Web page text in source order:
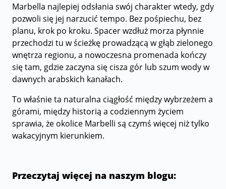
Marbella najlepiej odsłania swój charakter wtedy, gdy
pozwoli się jej narzucić tempo. Bez pośpiechu, bez
planu, krok po kroku. Spacer wzdłuż morza płynnie
przechodzi tu w ścieżkę prowadzącą w głąb zielonego
wnętrza regionu, a nowoczesna promenada kończy
się tam, gdzie zaczyna się cisza gór lub szum wody w
dawnych arabskich kanałach.
To właśnie ta naturalna ciągłość między wybrzeżem a
górami, między historią a codziennym życiem
sprawia, że okolice Marbelli są czymś więcej niż tylko
wakacyjnym kierunkiem.
Przeczytaj więcej na naszym blogu: